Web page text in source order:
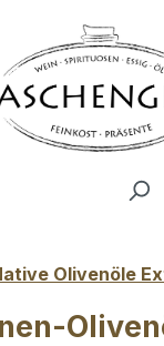
Olivenöle